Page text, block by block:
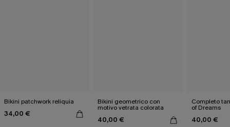
Bikini patchwork reliquia
34,00 €
Bikini geometrico con
motivo vetrata colorata
40,00 €
Completo
of Dreams
40,00 €